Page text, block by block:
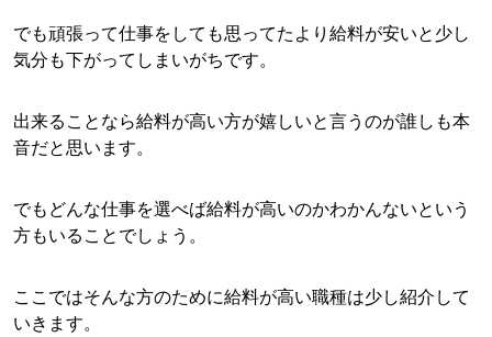
でも頑張って仕事をしても思ってたより給料が安いと少し
気分も下がってしまいがちです。
出来ることなら給料が高い方が嬉しいと言うのが誰しも本
音だと思います。
でもどんな仕事を選べば給料が高いのかわかんないという
方もいることでしょう。
ここではそんな方のために給料が高い職種は少し紹介して
いきます。